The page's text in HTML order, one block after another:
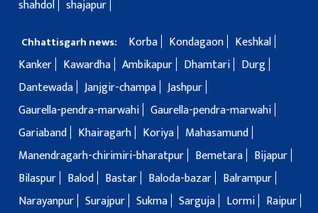
shahdol shajapur
Chhattisgarh news: Korba Kondagaon
Keshkal
Kanker
Kawardha Ambikapur Dhamtari
Durg
Dantewada Janjgir-champa Jashpur
Gaurella-pendra-marwahi Gaurella-pendra-marwahi
Gariaband
Khairagarh Koriya
Mahasamund
Manendragarh-chirimiri-bharatpur
Bemetara
Bijapur
Bilaspur
Balod Bastar Baloda-bazar
Balrampur
Narayanpur Surajpur Sukma Sarguja Lormi
Raipur